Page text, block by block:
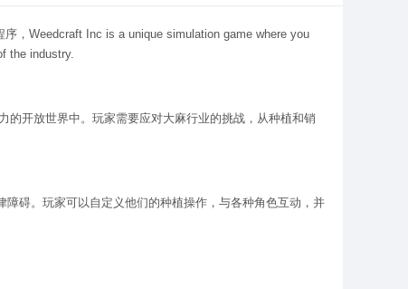
，Weedcraft Inc is a unique simulation game where you
the industry.
开放世界中。玩家需要应对大麻行业的挑战，从种植和销
碍。玩家可以自定义他们的种植操作，与各种角色互动，并